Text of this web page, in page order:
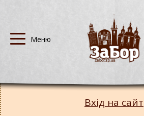
Вхід на сайт